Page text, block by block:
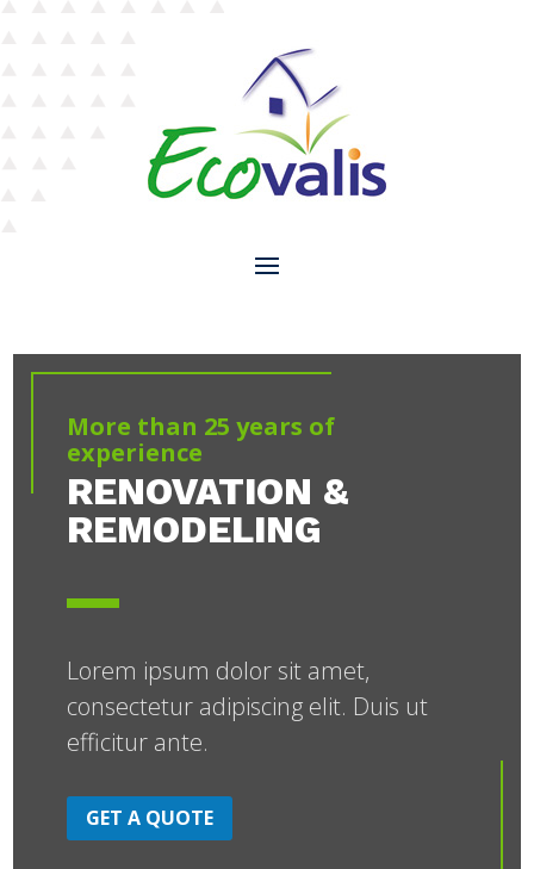
More than 25 years of
experience
RENOVATION &
REMODELING
Lorem ipsum dolor sit amet,
consectetur adipiscing elit. Duis ut
efficitur ante.
GET A QUOTE